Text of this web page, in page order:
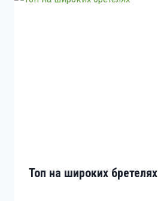
Топ на широких бретелях